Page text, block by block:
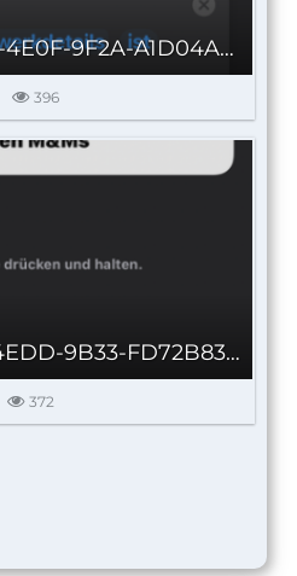
DE4C2AB4-3A2C-4E0F-9F2A-A1D04AE95FE1_autoscaled.png
396
F941A9E6-C55E-4EDD-9B33-FD72B83570AF_autoscaled.png
372